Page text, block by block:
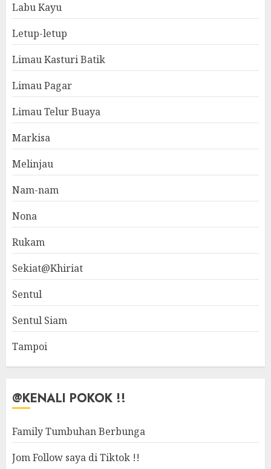
Labu Kayu
Letup-letup
Limau Kasturi Batik
Limau Pagar
Limau Telur Buaya
Markisa
Melinjau
Nam-nam
Nona
Rukam
Sekiat@Khiriat
Sentul
Sentul Siam
Tampoi
@KENALI POKOK !!
Family Tumbuhan Berbunga
Jom Follow saya di Tiktok !!